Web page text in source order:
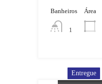
Banheiros
1
Área
Entregue